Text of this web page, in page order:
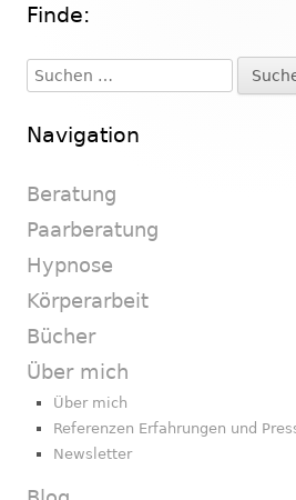
Haupt-
Seitenleiste
Finde:
Suchen
nach:
Navigation
Beratung
Paarberatung
Hypnose
Körperarbeit
Bücher
Über mich
Über mich
Referenzen Erfahrungen und
Newsletter